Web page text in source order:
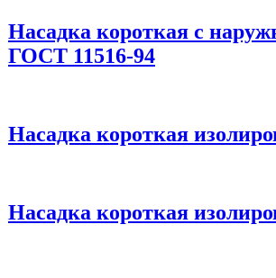
Насадка короткая с
ГОСТ 11516-94
Насадка короткая
Насадка короткая